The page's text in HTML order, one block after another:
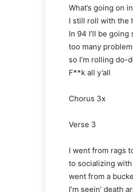
What’s going on
I still roll with the
In 94 I’ll be going
too many
so I’m rolling do-
F**k all y’all
Chorus 3x
Verse 3
I went from rags
to socializing
went from a
I’m seein’ death